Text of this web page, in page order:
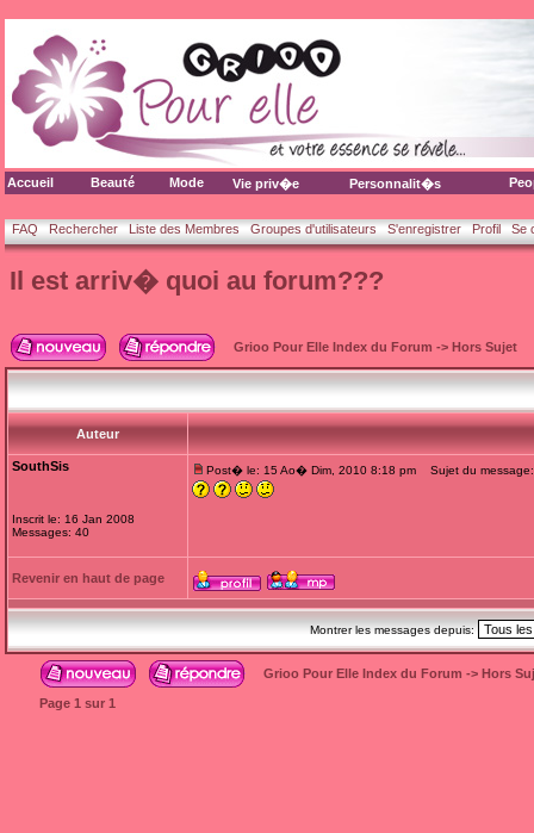
Accueil Beauté Mode Vie priv�e Personnalit�s
FAQ Rechercher Liste des Membres Groupes d'utilisateurs S'enregistrer Profil Se
Il est arriv� quoi au forum???
Grioo Pour Elle Index du Forum -> Hors Sujet
Auteur
SouthSis
Inscrit le: 16 Jan 2008
Messages: 40
Post� le: 15 Ao� Dim, 2010 8:18 pm Sujet du
Revenir en haut de page
Montrer les messages depuis:
Grioo Pour Elle Index du Forum -> Hors
Page 1 sur 1